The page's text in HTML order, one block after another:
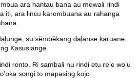
ara hantau bana au mewali rindi
iti, ara lincu karombuana au rahanga
su sěmběkang dal᷊anse karuane,
Kasusiange.
ronto. Ri sambali nu rindi etu re’e wo’u
songi to mapasing kojo.